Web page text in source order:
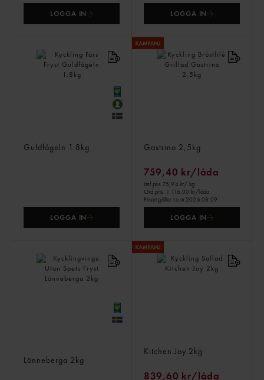
LOGGA IN LOGGA IN
Guldfågeln 1.8kg
LOGGA IN
Gastrino 2,5kg
759,40 kr/låda
Jmf.pris 75,94 kr/ kg
Ord.pris
1 116,00 kr/låda
Priset gäller t.o.m 2026.08.09
LOGGA IN
Lönneberga 2kg
Kitchen Joy 2kg
839,60 kr/låda